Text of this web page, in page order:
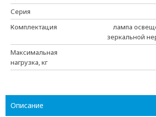
Серия
Комплектация
лампа
зеркальной
Максимальная
нагрузка, кг
Описание